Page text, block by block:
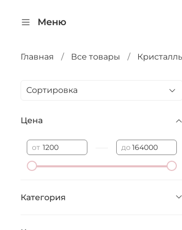
Меню
Главная Все товары
Цена
от до
Категория